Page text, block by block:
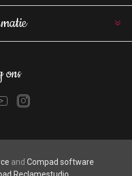
ons
and Compad software